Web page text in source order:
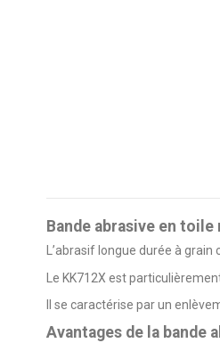
Bande abrasive en
L’abrasif longue durée à
Le KK712X est
Il se caractérise par un
Avantages de la bande